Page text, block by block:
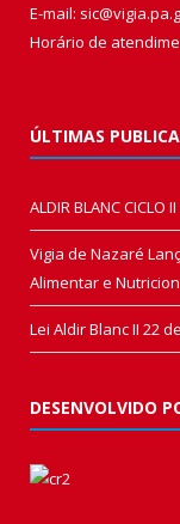
E-mail:
Horário de
ÚLTIMAS
ALDIR BLANC CICLO II
Vigia de Nazaré
Alimentar e
Lei Aldir Blanc II 22
DESENVOLVIDO